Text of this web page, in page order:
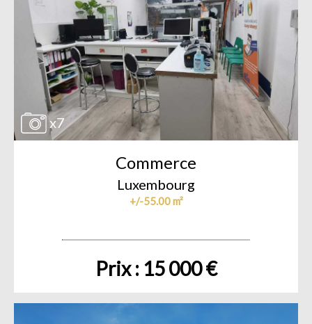
x7
Commerce
Luxembourg
+/-55.00 m²
Prix : 15 000 €